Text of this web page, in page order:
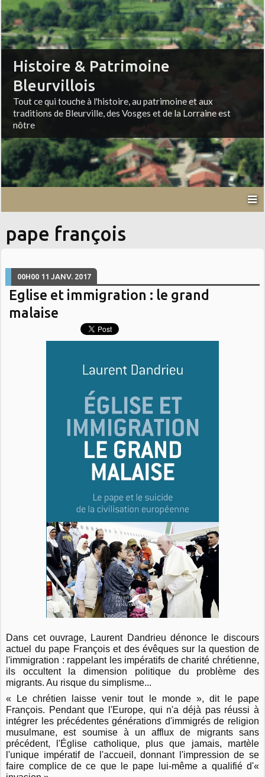
Histoire & Patrimoine
Bleurvillois
Tout ce qui touche à l'histoire, au patrimoine et aux
traditions de Bleurville, des Vosges et de la Lorraine est
nôtre
pape françois
00H00 11 JANV. 2017
Eglise et immigration : le grand
malaise
Dans cet ouvrage, Laurent Dandrieu dénonce le discours
actuel du pape François et des évêques sur la question de
l'immigration : rappelant les impératifs de charité chrétienne,
ils occultent la dimension politique du problème des
migrants. Au risque du simplisme...
« Le chrétien laisse venir tout le monde », dit le pape
François. Pendant que l'Europe, qui n'a déjà pas réussi à
intégrer les précédentes générations d'immigrés de religion
musulmane, est soumise à un afflux de migrants sans
précédent, l'Église catholique, plus que jamais, martèle
l'unique impératif de l'accueil, donnant l'impression de se
faire complice de ce que le pape lui-même a qualifié d'«